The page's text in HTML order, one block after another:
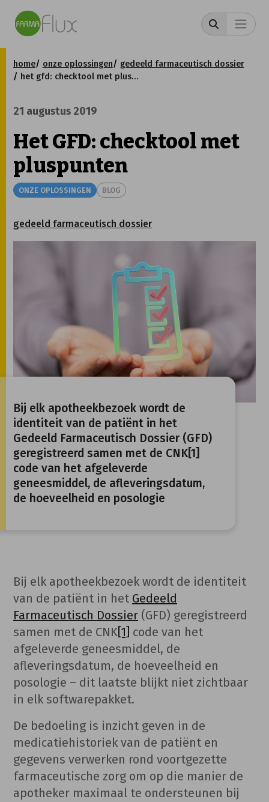
home onze oplossingen
gedeeld farmaceutisch dossier
het gfd: checktool met pluspunten
21 augustus 2019
Het GFD: checktool met
pluspunten
ONZE OPLOSSINGEN BLOG
gedeeld farmaceutisch dossier
Bij elk apotheekbezoek wordt de
identiteit van de patiënt in het
Gedeeld Farmaceutisch Dossier (GFD)
geregistreerd samen met de CNK[1]
code van het afgeleverde
geneesmiddel, de afleveringsdatum,
de hoeveelheid en posologie
Bij elk apotheekbezoek wordt de identiteit
van de patiënt in het Gedeeld
Farmaceutisch Dossier (GFD) geregistreerd
samen met de CNK[1] code van het
afgeleverde geneesmiddel, de
afleveringsdatum, de hoeveelheid en
posologie – dit laatste blijkt niet zichtbaar
in elk softwarepakket.
De bedoeling is inzicht geven in de
medicatiehistoriek van de patiënt en
gegevens verwerken rond voortgezette
farmaceutische zorg om op die manier de
apotheker maximaal te ondersteunen bij